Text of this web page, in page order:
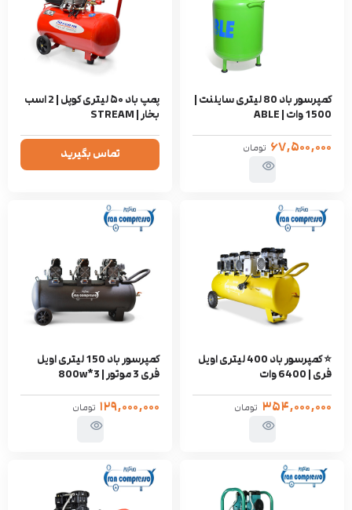
کمپرسور باد 80 لیتری سایلنت |
1500 وات | ABLE
۶۷,۵۰۰,۰۰۰ تومان
پمپ باد ۵۰ لیتری کوپل | 2 اسب
بخار | STREAM
تماس بگیرید
⭐ کمپرسور باد 400 لیتری اویل
فری | 6400 وات
۳۵۴,۰۰۰,۰۰۰ تومان
کمپرسور باد 150 لیتری اویل
فری 3 موتور | 800w*3
۱۲۹,۰۰۰,۰۰۰ تومان